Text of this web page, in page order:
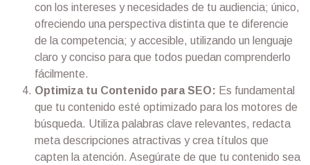
con los intereses y necesidades de tu audiencia; único,
ofreciendo una perspectiva distinta que te diferencie
de la competencia; y accesible, utilizando un lenguaje
claro y conciso para que todos puedan comprenderlo
fácilmente.
Optimiza tu Contenido para SEO: Es fundamental
que tu contenido esté optimizado para los motores de
búsqueda. Utiliza palabras clave relevantes, redacta
meta descripciones atractivas y crea títulos que
capten la atención. Asegúrate de que tu contenido sea